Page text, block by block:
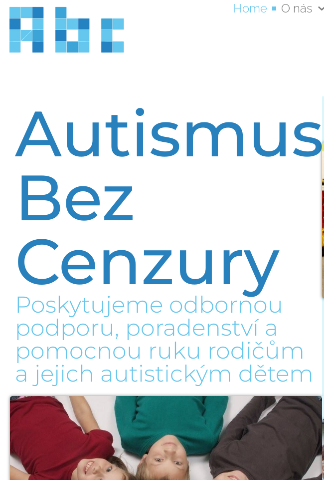
Home O nás
Autismus
Bez
Cenzury
Poskytujeme odbornou
podporu, poradenství a
pomocnou ruku rodičům
a jejich autistickým dětem